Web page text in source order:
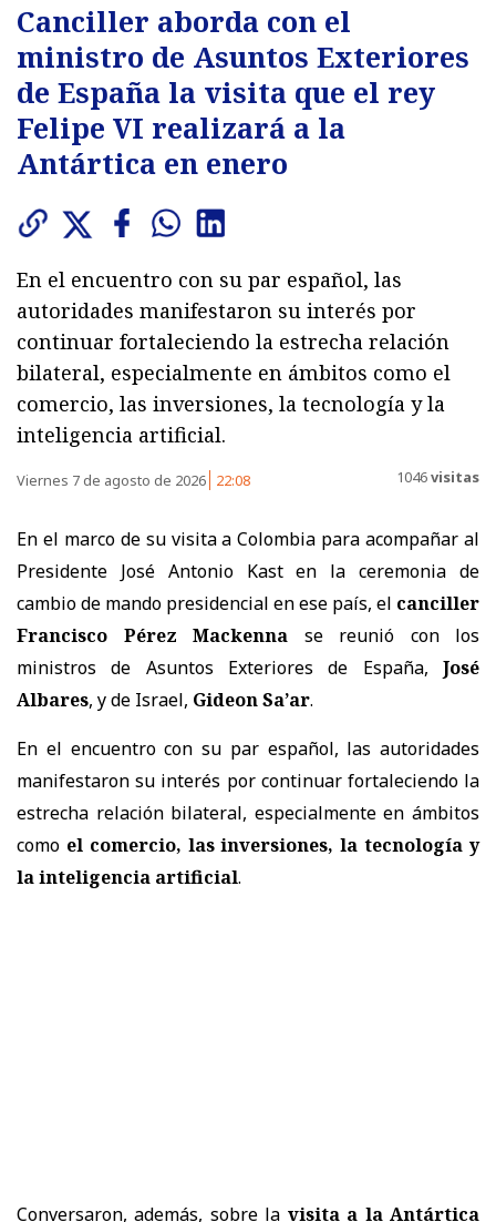
Canciller aborda con el
ministro de Asuntos Exteriores
de España la visita que el rey
Felipe VI realizará a la
Antártica en enero
En el encuentro con su par español, las
autoridades manifestaron su interés por
continuar fortaleciendo la estrecha relación
bilateral, especialmente en ámbitos como el
comercio, las inversiones, la tecnología y la
inteligencia artificial.
Viernes 7 de agosto de 2026 22:08 1046visitas
En el marco de su visita a Colombia para acompañar al
Presidente José Antonio Kast en la ceremonia de
cambio de mando presidencial en ese país, el canciller
Francisco Pérez Mackenna se reunió con los
ministros de Asuntos Exteriores de España, José
Albares, y de Israel, Gideon Sa’ar.
En el encuentro con su par español, las autoridades
manifestaron su interés por continuar fortaleciendo la
estrecha relación bilateral, especialmente en ámbitos
como el comercio, las inversiones, la tecnología y
la inteligencia artificial.
Conversaron, además, sobre la visita a la Antártica